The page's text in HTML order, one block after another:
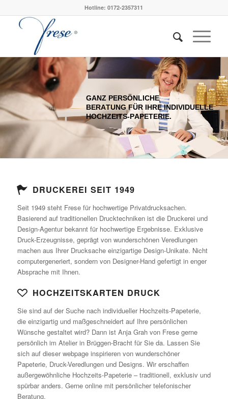
Hotline: 0172-2357311
GANZ PERSÖNLICHE
BERATUNG FÜR IHRE INDIVIDUELLE
HOCHZEITS-PAPETERIE.
DRUCKEREI SEIT 1949
Seit 1949 steht Frese für hochwertige Privatdrucksachen.
Basierend auf traditionellen Drucktechniken ist die Druckerei und
Design-Agentur bekannt für hochwertige Ergebnisse. Exklusive
Druck-Erzeugnisse, geprägt von wunderschönen Veredlungen
machen aus Ihrer Drucksache einzigartige Design-Unikate. Nicht
computergeneriert, sondern von Designer-Hand gefertigt in enger
Absprache mit Ihnen.
HOCHZEITSKARTEN DRUCK
Sie sind auf der Suche nach individueller Hochzeits-Papeterie,
die einzigartig und maßgeschneidert auf Ihre persönlichen
Wünsche gestaltet wird? Dann ist Anja Grah von Frese gerne
persönlich im Atelier in Brüggen-Bracht für Sie da. Lassen Sie
sich auf dieser webpage inspirieren von wunderschöner
Papeterie, Druck-Veredlungen und Designs. Wir erschaffen
außergewöhnliche Hochzeits-Papeterie – traditionell, exklusiv und
spürbar anders. Gerne online mit persönlicher telefonischer
Beratung.